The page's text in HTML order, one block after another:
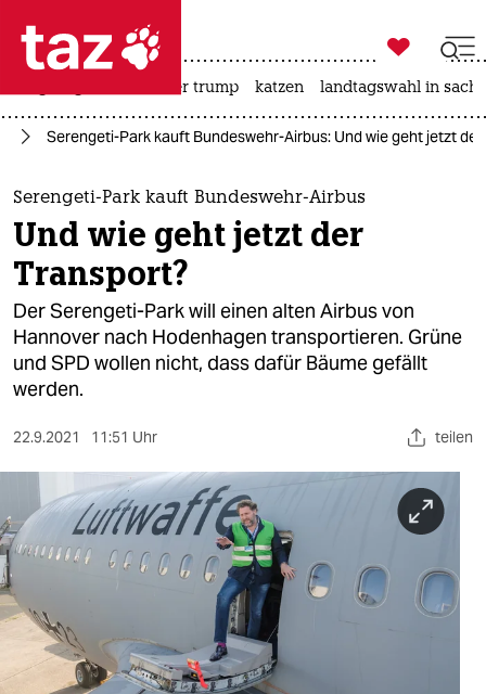
 taz zahl ich
taz zahl ich
themen
politik
öko
gesellschaft
kultur
sport
berlin
nord
wahrheit
verlag
verlag

taz zahl ich
usa unter trump katzen landtagswahl in
Serengeti-Park kauft Bundeswehr-Airbus: Und wie geht jetzt
Serengeti-Park kauft Bundeswehr-Airbus
Und wie geht jetzt der
Transport?
Der Serengeti-Park will einen alten Airbus von
Hannover nach Hodenhagen transportieren. Grüne
und SPD wollen nicht, dass dafür Bäume gefällt
werden.
22.9.2021 11:51 Uhr teilen